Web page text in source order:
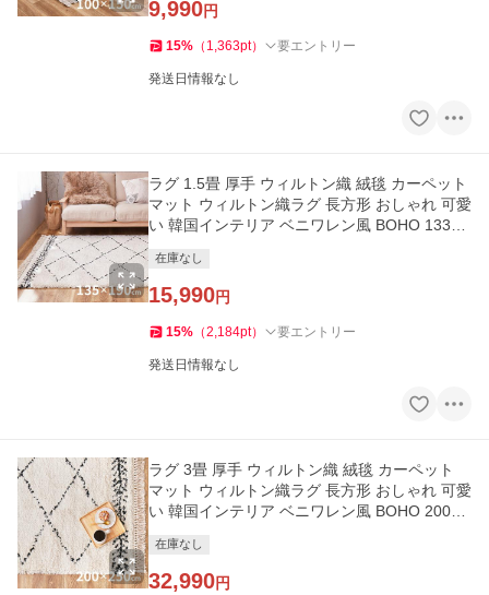
9,990円
15% （ 1,363pt） 要エントリー
発送日情報なし
ラグ 1.5畳 厚手 ウィルトン織 絨毯 カーペット
マット ウィルトン織ラグ 長方形 おしゃれ 可愛
い 韓国インテリア ベニワレン風 BOHO 133×1
在庫なし
15,990円
15% （2,184pt） 要エントリー
発送日情報なし
ラグ 3畳 厚手 ウィルトン織 絨毯 カーペット
マット ウィルトン織ラグ 長方形 おしゃれ 可愛
い 韓国インテリア ベニワレン風 BOHO 200×2
在庫なし
32,990円